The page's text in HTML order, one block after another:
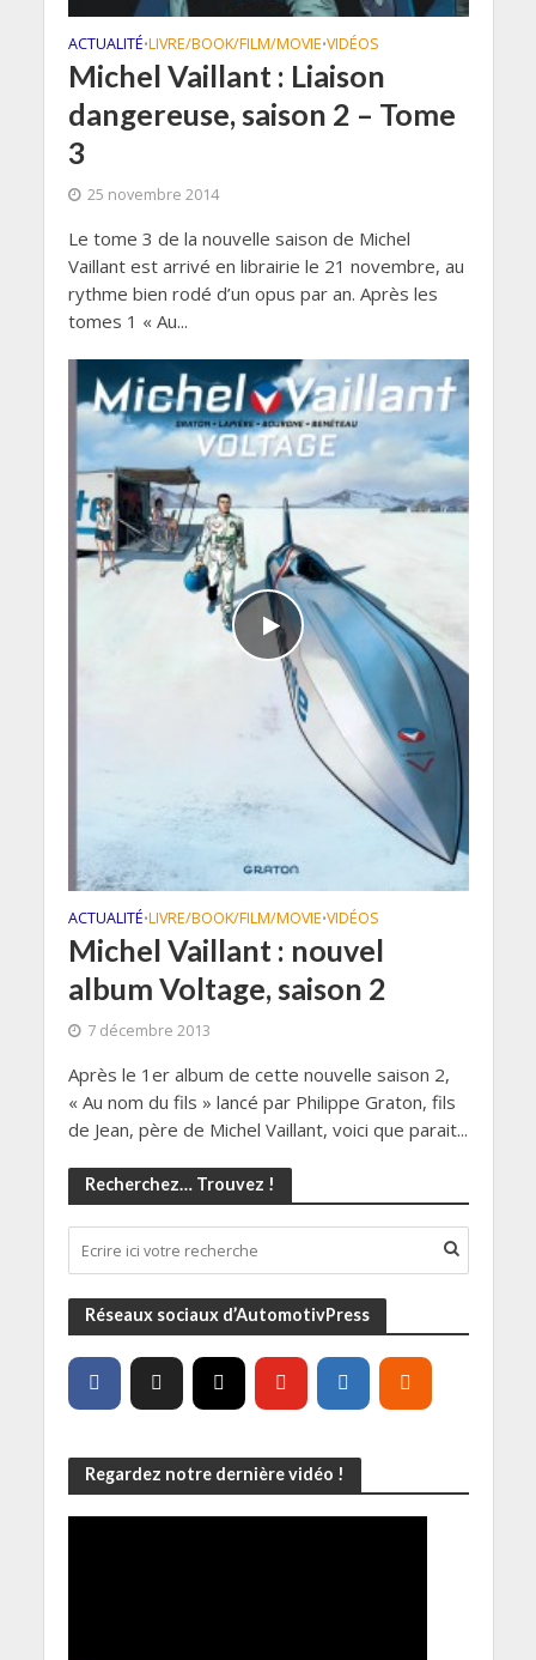
ACTUALITÉ•LIVRE/BOOK/FILM/MOVIE•VIDÉOS
Michel Vaillant : Liaison
dangereuse, saison 2 – Tome
3
25 novembre 2014
Le tome 3 de la nouvelle saison de Michel
Vaillant est arrivé en librairie le 21 novembre, au
rythme bien rodé d’un opus par an. Après les
tomes 1 « Au...
ACTUALITÉ•LIVRE/BOOK/FILM/MOVIE•VIDÉOS
Michel Vaillant : nouvel
album Voltage, saison 2
7 décembre 2013
Après le 1er album de cette nouvelle saison 2,
« Au nom du fils » lancé par Philippe Graton, fils
de Jean, père de Michel Vaillant, voici que parait...
Recherchez… Trouvez !
Réseaux sociaux d’AutomotivPress
Regardez notre dernière vidéo !